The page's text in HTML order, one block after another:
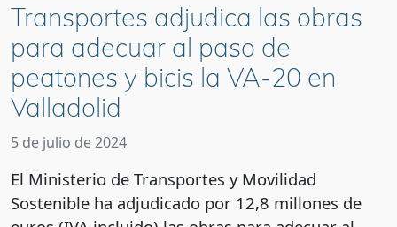
Transportes adjudica las obras
para adecuar al paso de
peatones y bicis la VA-20 en
Valladolid
5 de julio de 2024
El Ministerio de Transportes y Movilidad
Sostenible ha adjudicado por 12,8 millones de